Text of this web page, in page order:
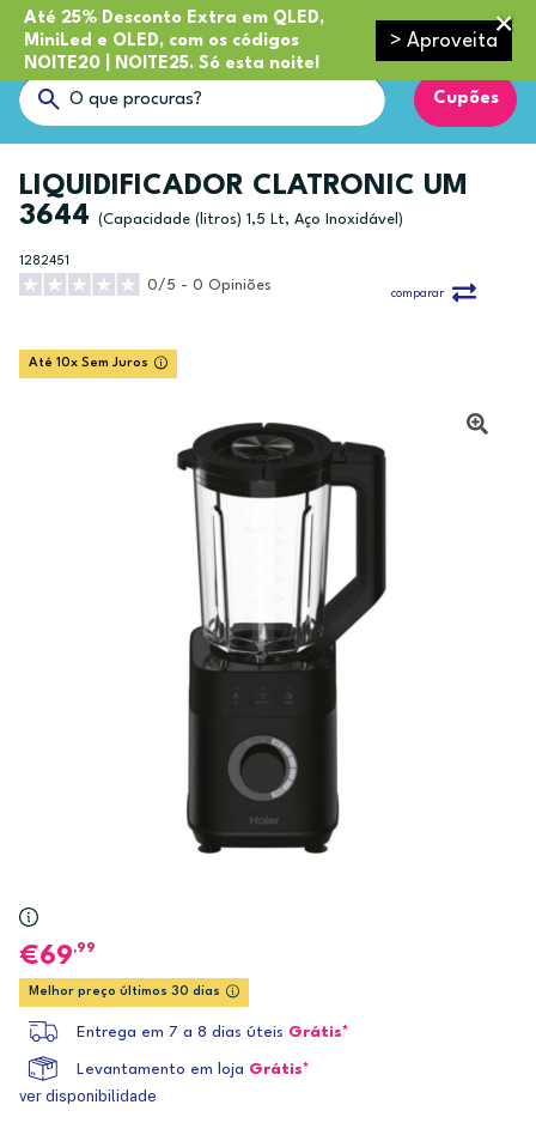
Até 25% Desconto Extra em QLED,
MiniLed e OLED, com os códigos
NOITE20 | NOITE25. Só esta noite!
> Aproveita
Cupões
LIQUIDIFICADOR CLATRONIC UM
3644
(Capacidade (litros) 1,5 Lt, Aço Inoxidável)
1282451
0/5 - 0 Opiniões
comparar
Até 10x Sem Juros
69,99
Melhor preço últimos 30 dias
Entrega em 7 a 8 dias úteis Grátis*
Levantamento em loja Grátis*
ver disponibilidade